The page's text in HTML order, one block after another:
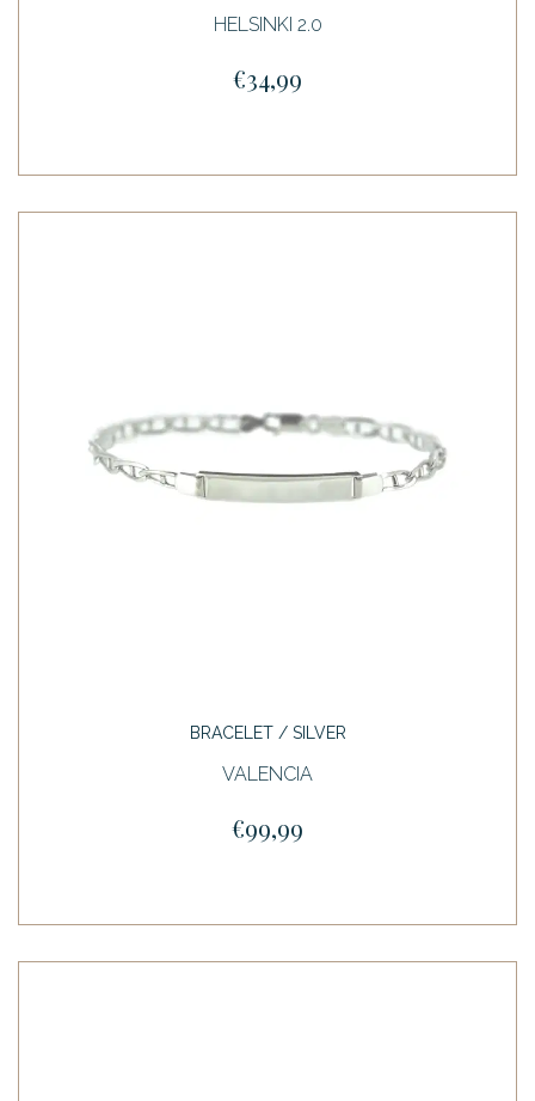
HELSINKI 2.0
€34,99
BRACELET / SILVER
VALENCIA
€99,99